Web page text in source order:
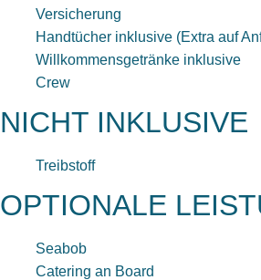
Versicherung
Handtücher inklusive (Extra auf
Willkommensgetränke inklusive
Crew
NICHT INKLUSIVE
Treibstoff
OPTIONALE
Seabob
Catering an Board